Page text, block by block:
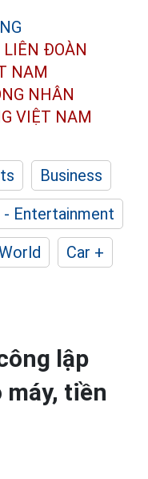
LIÊN ĐOÀN
NAM
NHÂN
VIỆT NAM
Business
- Entertainment
Car +
lập
tiền